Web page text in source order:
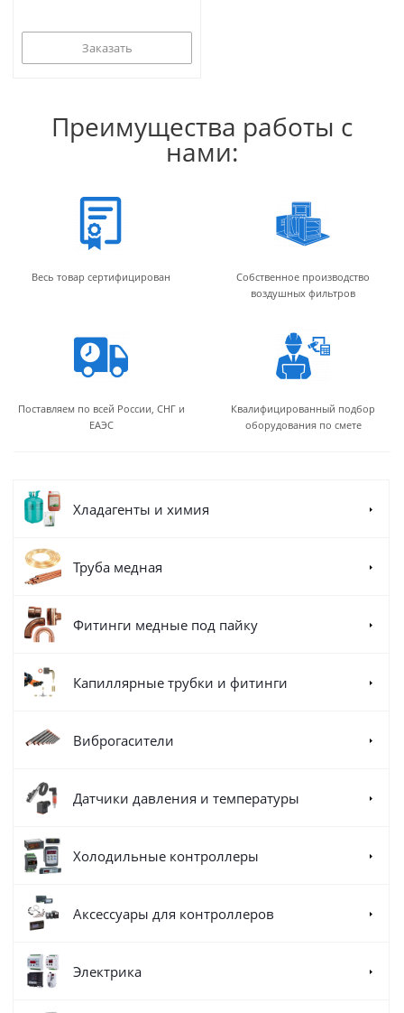
Заказать
Преимущества работы с
нами:
Весь товар сертифицирован
Собственное производство
воздушных фильтров
Поставляем по всей России, СНГ и
ЕАЭС
Квалифицированный подбор
оборудования по смете
Хладагенты и химия
Труба медная
Фитинги медные под пайку
Капиллярные трубки и фитинги
Виброгасители
Датчики давления и температуры
Холодильные контроллеры
Аксессуары для контроллеров
Электрика